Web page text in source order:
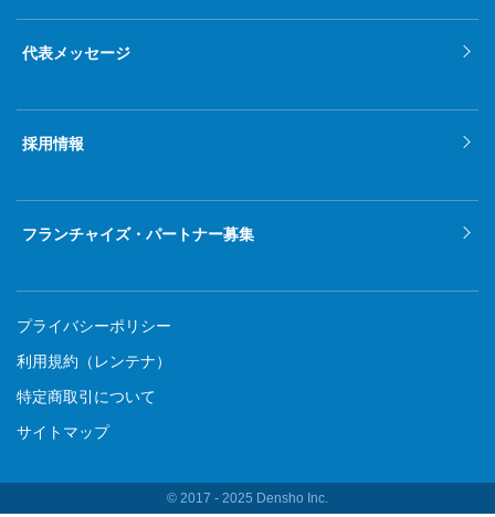
代表メッセージ
採用情報
フランチャイズ・パートナー募集
プライバシーポリシー
利用規約（レンテナ）
特定商取引について
サイトマップ
© 2017 ‐ 2025 Densho Inc.